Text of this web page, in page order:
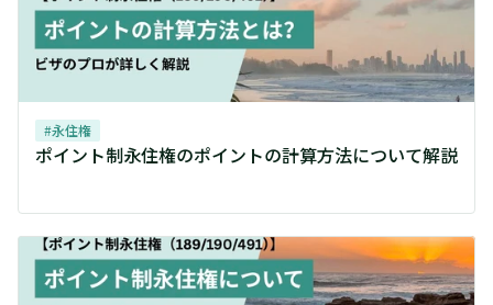
#永住権
ポイント制永住権のポイントの計算方法について解説